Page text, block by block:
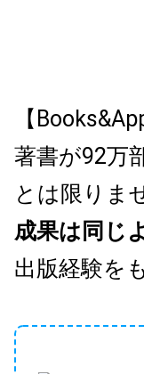
【
著書が92万
とは限りま
成果は同じ
出版経験を